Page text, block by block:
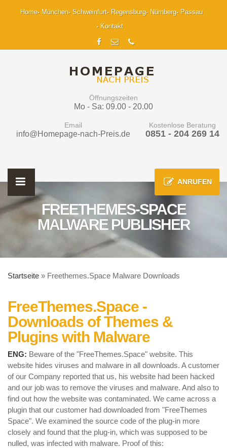
Home München Schweinfurt Regensburg Nürnberg
Passau
Kontakt
Öffnungszeiten
Mo - Sa: 09.00 - 20.00
Email
info@Homepage-nach-Preis.de
Kostenlose Beratung
0851 - 204 269 14
ANRUFEN
FREETHEMES-SPACE
MALWARE PUBLISHER
Startseite » Freethemes.Space Malware Downloads
FreeThemes.Space -
Downloads of Themes &
Plugins with Malware
ENG: Beware of the "FreeThemes.Space" website. This
website hides viruses and malware in all downloads. A customer
of our Company reported that us, his website had been hacked
and our job was to remove the viruses and malware. And also to
find out how the website was contaminated. We came across a
plugin that our customer had downloaded from "FreeThemes
Space". We examined the source code of the plug-in more
closely and found that the plug-in, which was supposed to be
nulled, was infected with malware. Proof of this: